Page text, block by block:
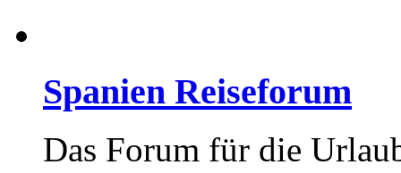
Spanien Reiseforum
Das Forum für die